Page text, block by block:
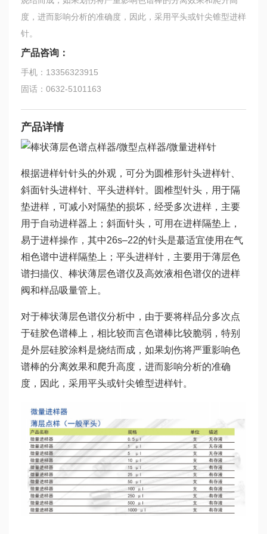
度，进而影响分析的准确度，因此，采用平头或针尖锥型进样
针。
产品咨询：
手机：13356323915
固话：0632-5101163
产品详情
根据进样针针头的外观，可分为圆椎形针头进样针、
斜面针头进样针、平头进样针。圆椎型针头，用于隔
垫进样，可减小对隔垫的损坏，经受多次进样，主要
用于自动进样器上；斜面针头，可用在进样隔垫上，
易于进样操作，其中26s–22的针头是蕞适宜使用在气
相色谱中进样隔垫上；平头进样针，主要用于薄层色
谱扫描仪、棒状薄层色谱仪及高效液相色谱仪的进样
阀和样品吸量管上。
对于棒状薄层色谱仪分析中，由于要将样品分多次点
于硅胶色谱棒上，相比较而言色谱棒比较脆弱，特别
是外层硅胶涂料是烧结而成，如果划伤将严重影响色
谱棒的分离效果和爬升高度，进而影响分析的准确
度，因此，采用平头或针尖锥型进样针。